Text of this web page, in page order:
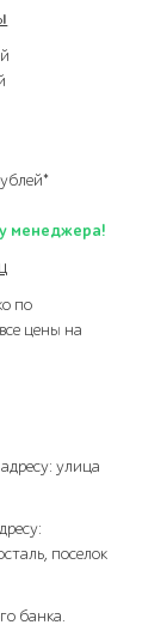
менеджера!
по
цены на
улица
поселок
банка.